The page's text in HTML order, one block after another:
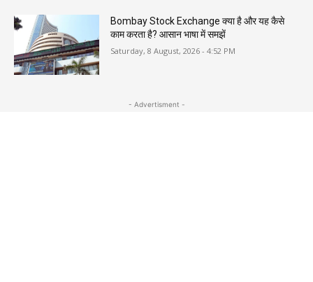
Bombay Stock Exchange क्या है और यह कैसे
काम करता है? आसान भाषा में समझें
Saturday, 8 August, 2026 - 4:52 PM
- Advertisment -